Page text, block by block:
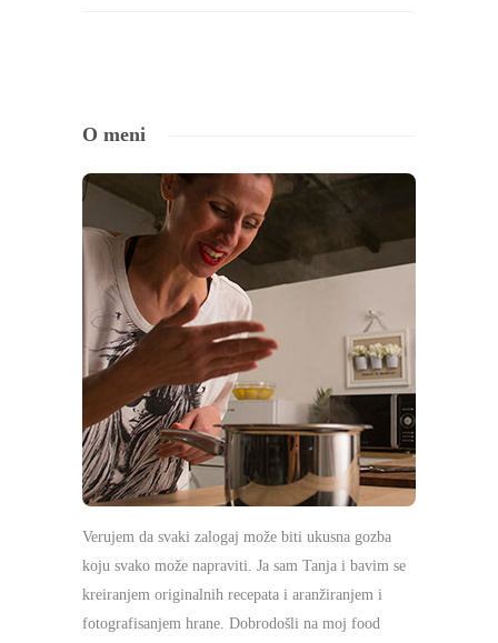
O meni
Verujem da svaki zalogaj može biti ukusna gozba
koju svako može napraviti. Ja sam Tanja i bavim se
kreiranjem originalnih recepata i aranžiranjem i
fotografisanjem hrane. Dobrodošli na moj food